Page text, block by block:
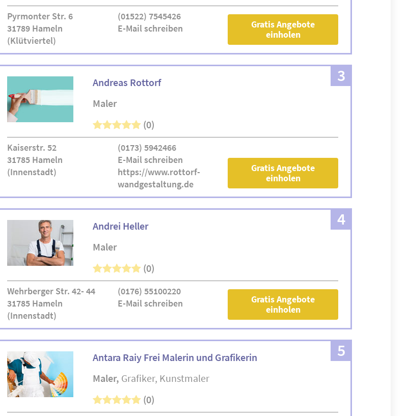
Pyrmonter Str. 6
31789 Hameln
(Klütviertel)
(01522) 7545426
E-Mail schreiben
Gratis Angebote
einholen
3
Andreas Rottorf
Maler
(0)
Kaiserstr. 52
31785 Hameln
(Innenstadt)
(0173) 5942466
E-Mail schreiben
https://www.rottorf-
wandgestaltung.de
Gratis Angebote
einholen
4
Andrei Heller
Maler
(0)
Wehrberger Str. 42- 44
31785 Hameln
(Innenstadt)
(0176) 55100220
E-Mail schreiben
Gratis Angebote
einholen
5
Antara Raiy Frei Malerin und Grafikerin
Maler Grafiker Kunstmaler
(0)